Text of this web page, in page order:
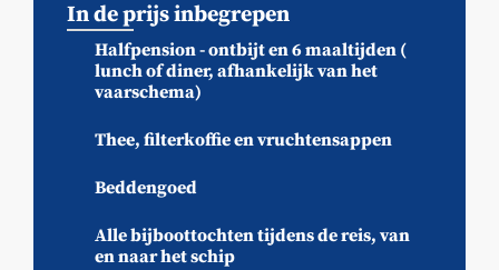
In de prijs inbegrepen
Halfpension - ontbijt en 6 maaltijden (
lunch of diner, afhankelijk van het
vaarschema)
Thee, filterkoffie en vruchtensappen
Beddengoed
Alle bijboottochten tijdens de reis, van
en naar het schip